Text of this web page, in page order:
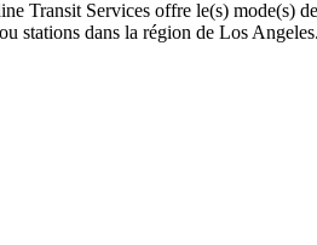
Transit Services offre le(s) mode(s)
stations dans la région de Los Angeles.